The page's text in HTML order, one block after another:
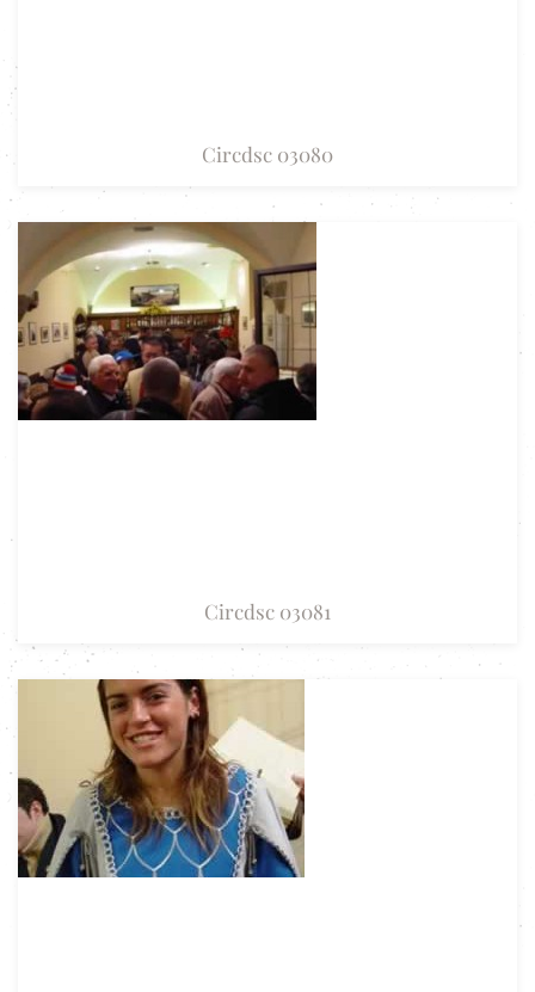
Circdsc 03080
Circdsc 03081